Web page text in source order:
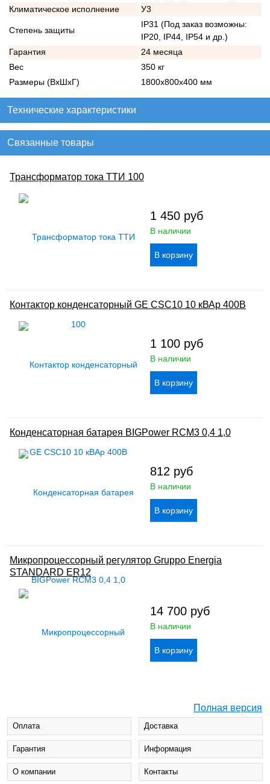
Климатическое исполнение
У3
Степень защиты
IP31 (Под заказ возможны:
IP20, IP44, IP54 и др.)
Гарантия
24 месяца
Вес
350 кг
Размеры (ВхШхГ)
1800х800х400 мм
Технические характеристики
Связанные товары
Трансформатор тока ТТИ 100
1 450 руб
В наличии
Контактор конденсаторный GE CSC10 10 кВАр 400В
1 100 руб
В наличии
Конденсаторная батарея BIGPower RCM3 0,4 1,0
812 руб
В наличии
Микропроцессорный регулятор Gruppo Energia
STANDARD ER12
14 700 руб
В наличии
Полная версия
Оплата Доставка
Гарантия Информация
О компании Контакты